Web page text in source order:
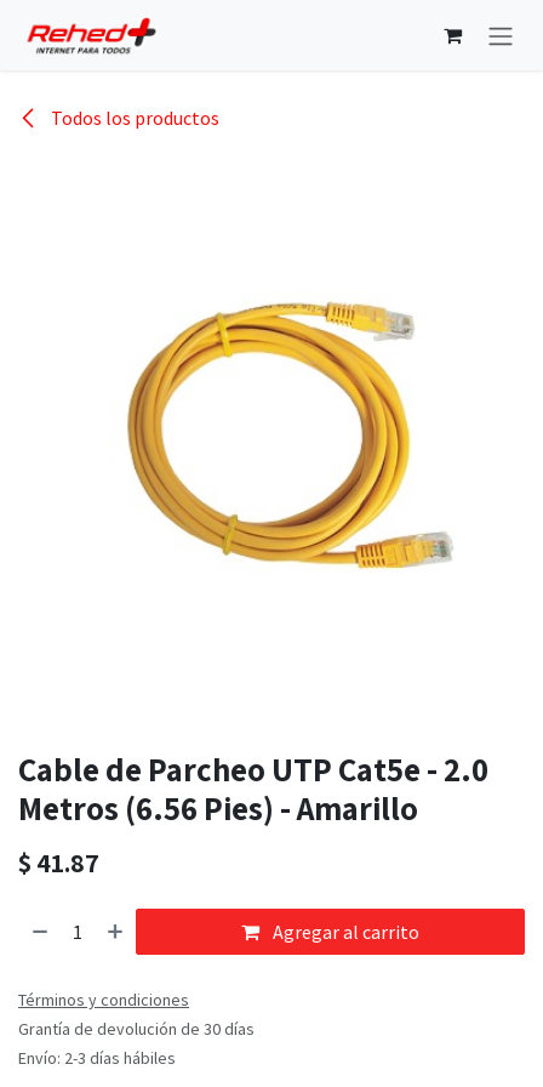
Todos los productos
Cable de Parcheo UTP Cat5e - 2.0
Metros (6.56 Pies) - Amarillo
$ 41.87
Agregar al carrito
Términos y condiciones
Grantía de devolución de 30 días
Envío: 2-3 días hábiles